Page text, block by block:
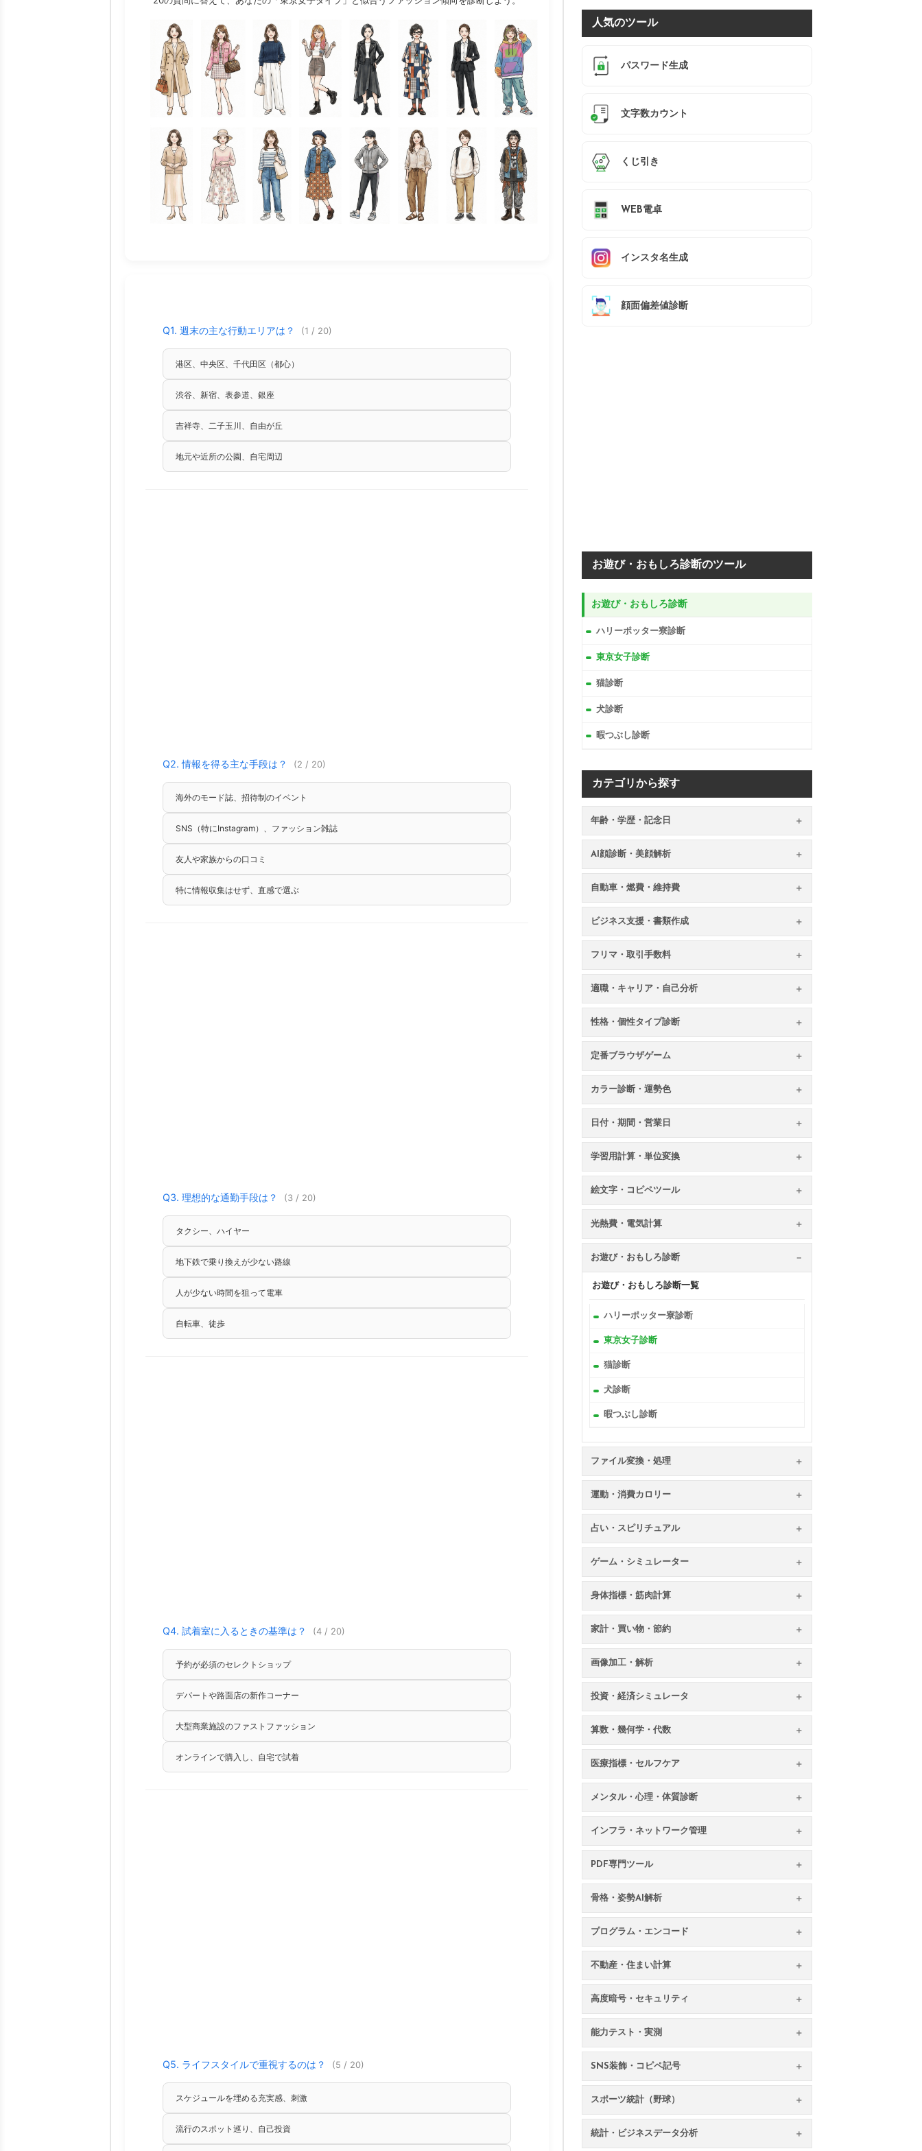
Q1. 週末の主な行動エリアは？ (1 / 20)
港区、中央区、千代田区（都心）
渋谷、新宿、表参道、銀座
吉祥寺、二子玉川、自由が丘
地元や近所の公園、自宅周辺
Q2. 情報を得る主な手段は？ (2 / 20)
海外のモード誌、招待制のイベント
SNS（特にInstagram）、ファッション雑誌
友人や家族からの口コミ
特に情報収集はせず、直感で選ぶ
Q3. 理想的な通勤手段は？ (3 / 20)
タクシー、ハイヤー
地下鉄で乗り換えが少ない路線
人が少ない時間を狙って電車
自転車、徒歩
Q4. 試着室に入るときの基準は？ (4 / 20)
予約が必須のセレクトショップ
デパートや路面店の新作コーナー
大型商業施設のファストファッション
オンラインで購入し、自宅で試着
Q5. ライフスタイルで重視するのは？ (5 / 20)
スケジュールを埋める充実感、刺激
流行のスポット巡り、自己投資
人気のツール
パスワード生成
文字数カウント
くじ引き
WEB電卓
インスタ名生成
顔面偏差値診断
お遊び・おもしろ診断のツール
お遊び・おもしろ診断
ハリーポッター寮診断
東京女子診断
猫診断
犬診断
暇つぶし診断
カテゴリから探す
年齢・学歴・記念日
AI顔診断・美顔解析
自動車・燃費・維持費
ビジネス支援・書類作成
フリマ・取引手数料
適職・キャリア・自己分析
性格・個性タイプ診断
定番ブラウザゲーム
カラー診断・運勢色
日付・期間・営業日
学習用計算・単位変換
絵文字・コピペツール
光熱費・電気計算
お遊び・おもしろ診断
お遊び・おもしろ診断一覧
ハリーポッター寮診断
東京女子診断
猫診断
犬診断
暇つぶし診断
ファイル変換・処理
運動・消費カロリー
占い・スピリチュアル
ゲーム・シミュレーター
身体指標・筋肉計算
家計・買い物・節約
画像加工・解析
投資・経済シミュレータ
算数・幾何学・代数
医療指標・セルフケア
メンタル・心理・体質診断
インフラ・ネットワーク管理
PDF専門ツール
骨格・姿勢AI解析
プログラム・エンコード
不動産・住まい計算
高度暗号・セキュリティ
能力テスト・実測
SNS装飾・コピペ記号
スポーツ統計（野球）
統計・ビジネスデータ分析